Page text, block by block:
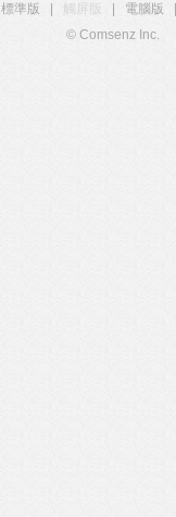
標準版
觸屏版 電腦版
© Comsenz Inc.